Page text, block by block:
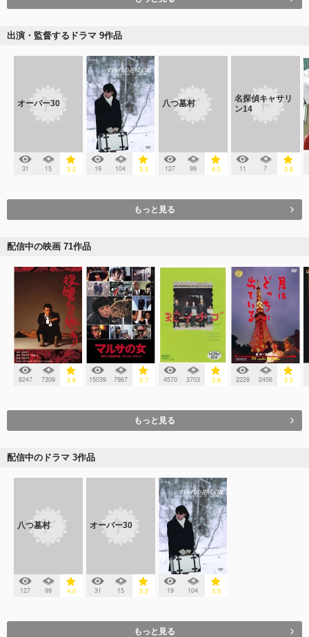
出演・監督するドラマ 9作品
オーバー30
31 15 3.2 19 104 3.5
八つ墓村
127 99 4.0
名探偵キャサリ
ン14
11 7 3.8
もっと見る
配信中の映画 71作品
8247 7309 3.8 15039 7967 3.7 4570 3703 3.6 2228 2456 3.5
もっと見る
配信中のドラマ 3作品
八つ墓村
127 99 4.0
オーバー30
31 15 3.2 19 104 3.5
もっと見る